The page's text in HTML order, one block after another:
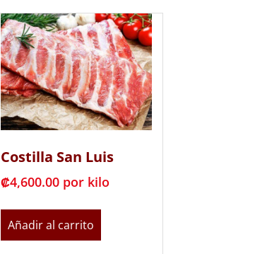
Costilla San Luis
₡4,600.00 por kilo
Añadir al carrito